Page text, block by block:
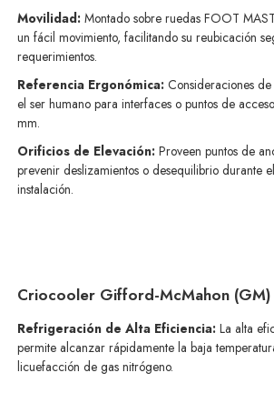
Movilidad:Montado sobre ruedas FOOT
un fácil movimiento, facilitando su reubicación
requerimientos.
Referencia Ergonómica:Consideraciones
el ser humano para interfaces o puntos de
mm.
Orificios de Elevación:Proveen puntos de
prevenir deslizamientos o desequilibrio durante
instalación.
Criocooler Gifford-McMahon (GM)
Refrigeración de Alta Eficiencia:La alta
permite alcanzar rápidamente la baja
licuefacción de gas nitrógeno.